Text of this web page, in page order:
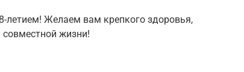
летием! Желаем вам крепкого здоровья,
совместной жизни!